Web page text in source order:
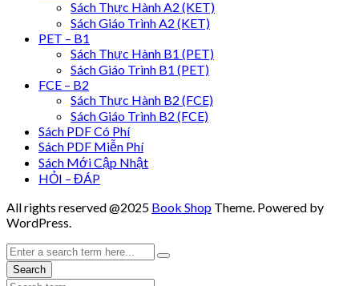
Sách Thực Hành A2 (KET)
Sách Giáo Trình A2 (KET)
PET – B1
Sách Thực Hành B1 (PET)
Sách Giáo Trình B1 (PET)
FCE – B2
Sách Thực Hành B2 (FCE)
Sách Giáo Trình B2 (FCE)
Sách PDF Có Phí
Sách PDF Miễn Phí
Sách Mới Cập Nhật
HỎI – ĐÁP
All rights reserved @2025 Book Shop Theme. Powered by
WordPress.
Search